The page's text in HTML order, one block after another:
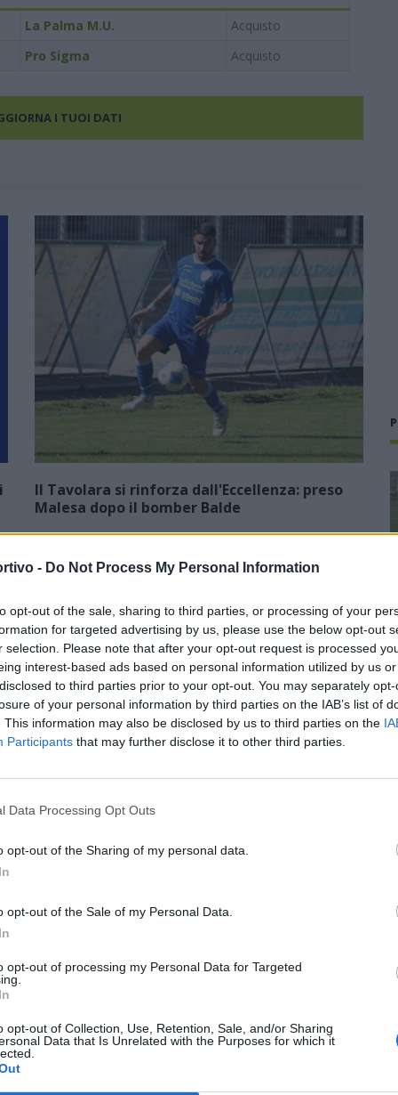
- Do Not Process My Personal Information
opt-out of the sale, sharing to third parties, or processing of your
for targeted advertising by us, please use the below opt-out
selection. Please note that after your opt-out request is processed
interest-based ads based on personal information utilized by us
to third parties prior to your opt-out. You may separately
of your personal information by third parties on the IAB’s list of
This information may also be disclosed by us to third parties on the
Participants that may further disclose it to other third parties.
Data Processing Opt Outs
opt-out of the Sharing of my personal data.
opt-out of the Sale of my Personal Data.
opt-out of processing my Personal Data for Targeted
opt-out of Collection, Use, Retention, Sale, and/or Sharing
Data that Is Unrelated with the Purposes for which it
La Palma M.U.
Acquisto
Pro Sigma Acquisto
I TUOI DATI
Il Tavolara si rinforza dall'Eccellenza: preso
Malesa dopo il bomber Balde
23 Lug 2026
Neopromossa in Prima ma con la voglia di scalare ancora
del calcio sardo. Il Tavolara ha vinto il campionato di
Seconda battendo sul filo di…
Il Ghilarza a caccia del riscatto: «La
Prima? Faremo un campionato
all’altezza della storia del nostro
club»
Fonni nel finale, Madeddu e Cosa per
1 Giu 2026
pressioni ma con la giusta
Siniscola e Sennori in Seconda